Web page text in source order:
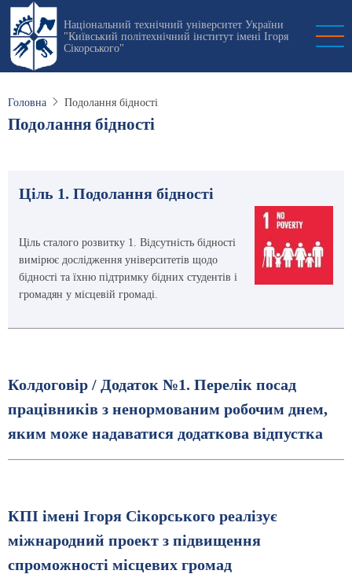
Перейти
основного
вмісту
Національний технічний університет України
"Київський політехнічний інститут імені Ігоря
Сікорського"
Головна Подолання бідності
Подолання бідності
Ціль 1. Подолання бідності
Ціль сталого розвитку 1. Відсутність бідності
вимірює дослідження університетів щодо
бідності та їхню підтримку бідних студентів і
громадян у місцевій громаді.
Колдоговiр / Додаток №1. Перелік посад
працівників з ненормованим робочим днем,
яким може надаватися додаткова відпустка
КПІ імені Ігоря Сікорського реалізує
міжнародний проект з підвищення
спроможності місцевих громад